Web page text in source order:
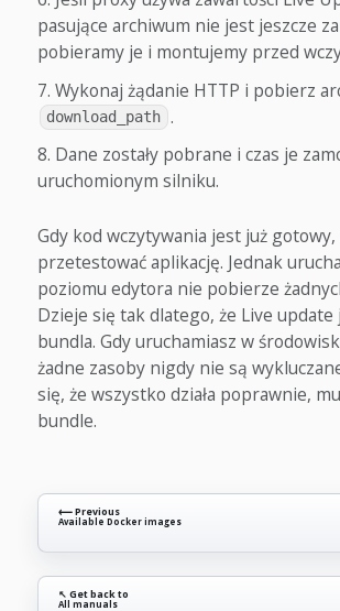
pasujące archiwum nie jest jeszcze
pobieramy je i montujemy przed
Wykonaj żądanie HTTP i pobierz
download_path .
Dane zostały pobrane i czas je
uruchomionym silniku.
Gdy kod wczytywania jest już
przetestować aplikację. Jednak
poziomu edytora nie pobierze
Dzieje się tak dlatego, że Live
bundla. Gdy uruchamiasz w
żadne zasoby nigdy nie są
się, że wszystko działa poprawnie,
bundle.
⟵ Previous
Available Docker images
↖ Get back to
All manuals